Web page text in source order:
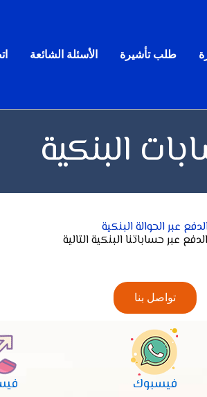
طلب تأشيرة الأسئلة الشائعة
البنكية
عبر الحوالة البنكية
عبر حساباتنا البنكية التالية
تواصل بنا
فيسبوك